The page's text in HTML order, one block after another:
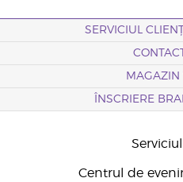
SERVICIUL
MAGAZIN
ÎNSCRIERE
Centrul de